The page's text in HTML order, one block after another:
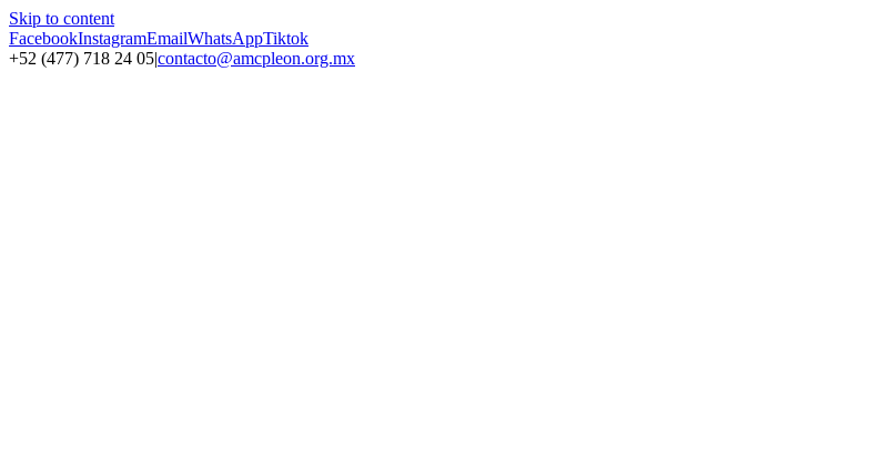
Skip to content
FacebookInstagramEmailWhatsAppTiktok
+52 (477) 718 24 05|contacto@amcpleon.org.mx